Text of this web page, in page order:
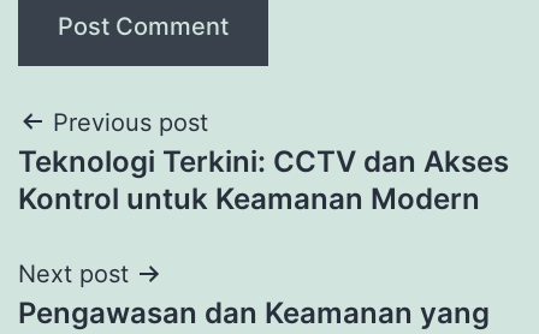
Previous post
Teknologi Terkini: CCTV dan Akses
Kontrol untuk Keamanan Modern
Next post
Pengawasan dan Keamanan yang